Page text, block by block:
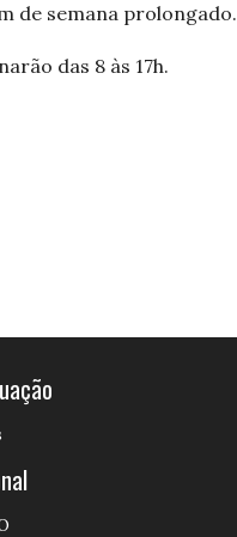
de semana prolongado.
das 8 às 17h.